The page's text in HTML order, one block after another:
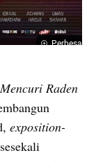
Perbesar
Mencuri Raden
exposition-